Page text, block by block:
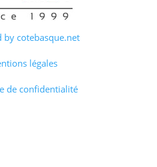
by cotebasque.net
légales
de confidentialité